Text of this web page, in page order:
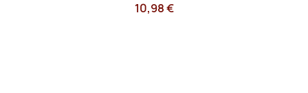
10,98 €